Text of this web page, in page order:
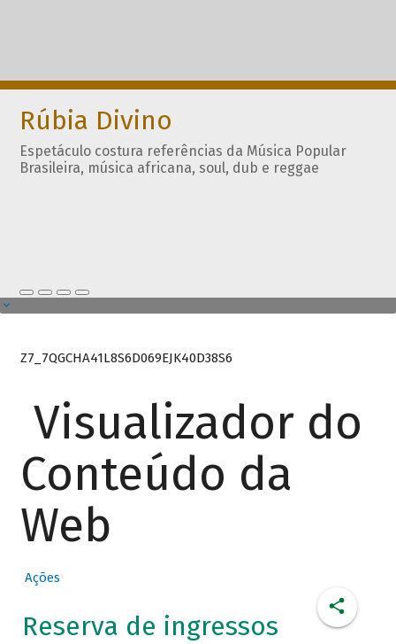
Rúbia Divino
Espetáculo costura referências da Música Popular
Brasileira, música africana, soul, dub e reggae
Z7_7QGCHA41L8S6D069EJK40D38S6
Visualizador do
Conteúdo da
Web
Ações
Reserva de ingressos